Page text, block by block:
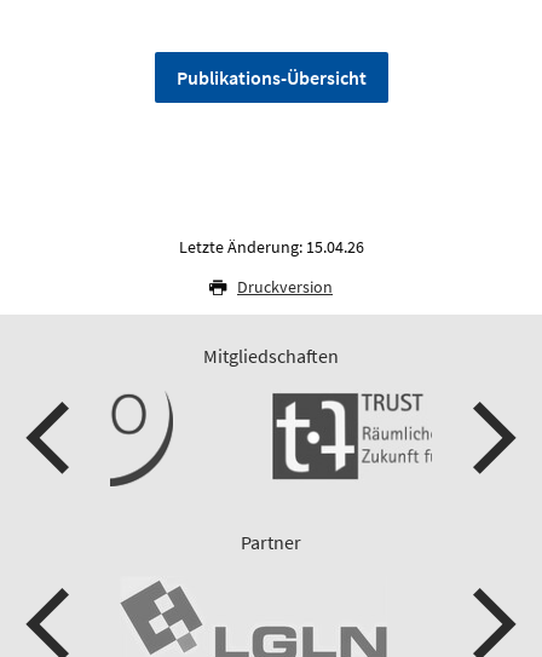
Publikations-Übersicht
Letzte Änderung: 15.04.26
Druckversion
Mitgliedschaften
Partner